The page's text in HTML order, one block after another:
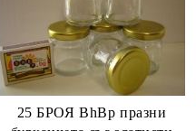
25 БРОЯ BhBp празни